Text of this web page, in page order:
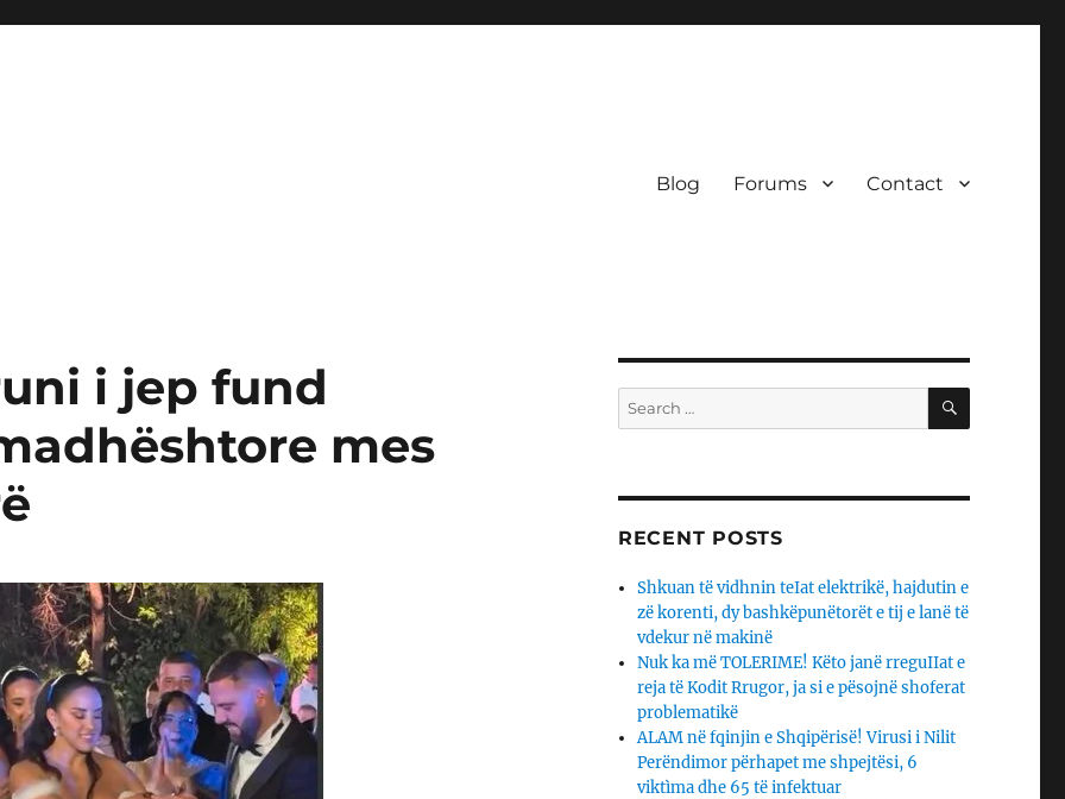
Blog Forums Contact
i jep fund
mes
Search
for:
SEARCH
RECENT POSTS
Shkuan të vidhnin teIat elektrikë, hajdutin e
zë korenti, dy bashkëpunëtorët e tij e lanë të
vdekur në makinë
Nuk ka më TOLERIME! Këto janë rreguIIat e
reja të Kodit Rrugor, ja si e pësojnë shoferat
problematikë
ALAM në fqinjin e Shqipërisë! Virusi i Nilit
Perëndimor përhapet me shpejtësi, 6
viktìma dhe 65 të infektuar